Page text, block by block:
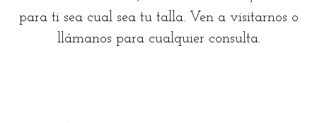
para ti sea cual sea tu talla. Ven a visitarnos o
llámanos para cualquier consulta.